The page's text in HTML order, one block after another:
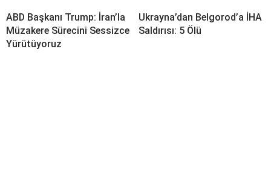
ABD Başkanı Trump: İran’la
Müzakere Sürecini Sessizce
Yürütüyoruz
Ukrayna’dan Belgorod’a İHA
Saldırısı: 5 Ölü